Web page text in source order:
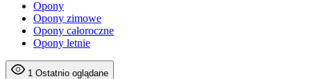
Opony
Opony zimowe
Opony całoroczne
Opony letnie
1 Ostatnio oglądane